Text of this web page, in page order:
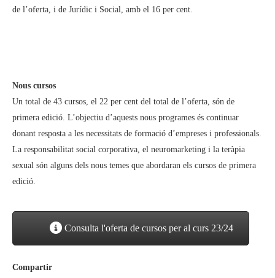
de l’oferta, i de Jurídic i Social, amb el 16 per cent.
Nous cursos
Un total de 43 cursos, el 22 per cent del total de l’oferta, són de
primera edició. L’objectiu d’aquests nous programes és continuar
donant resposta a les necessitats de formació d’empreses i professionals.
La responsabilitat social corporativa, el neuromarketing i la teràpia
sexual són alguns dels nous temes que abordaran els cursos de primera
edició.
Consulta l'oferta de cursos per al curs 23/24
Compartir